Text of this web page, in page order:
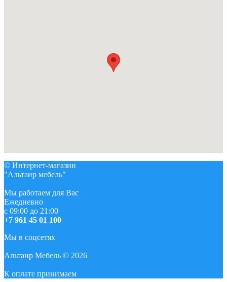
© Интернет-магазин
"Альтаир мебель"
Мы работаем для Вас
Ежедневно
с 09:00 до 21:00
+7 961 45 01 100
Мы в соцсетях
Альтаир Мебель © 2026
К оплате принимаем